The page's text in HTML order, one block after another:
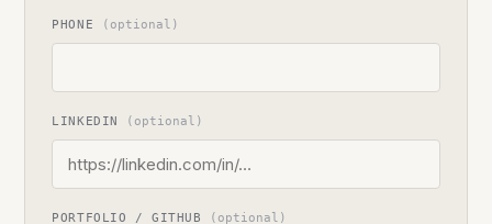
PHONE (optional)
LINKEDIN (optional)
PORTFOLIO / GITHUB (optional)